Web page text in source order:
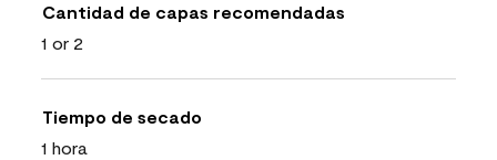
Cantidad de capas recomendadas
1 or 2
Tiempo de secado
1 hora